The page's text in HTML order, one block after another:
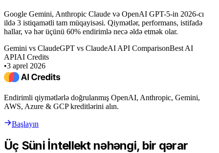
Google Gemini, Anthropic Claude və OpenAI GPT-5-in 2026-cı
ildə 3 istiqamətli tam müqayisəsi. Qiymətlər, performans, istifadə
hallar, və hər üçünü 60% endirimlə necə əldə etmək olar.
Gemini vs ClaudeGPT vs ClaudeAI API ComparisonBest AI
APIAI Credits
•3 aprel 2026
Endirimli qiymətlərlə doğrulanmış OpenAI, Anthropic, Gemini,
AWS, Azure & GCP kreditlərini alın.
Başlayın
Üç Süni İntellekt nəhəngi, bir qərar